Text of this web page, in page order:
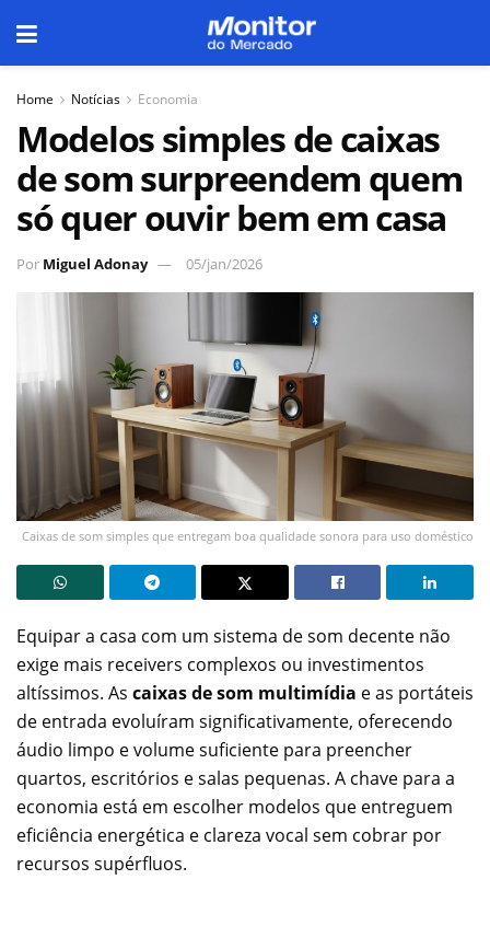
Home Notícias Economia
Modelos simples de caixas
de som surpreendem quem
só quer ouvir bem em casa
Por Miguel Adonay 05/jan/2026
Caixas de som simples que entregam boa qualidade sonora para uso doméstico
Equipar a casa com um sistema de som decente não
exige mais receivers complexos ou investimentos
altíssimos. As caixas de som multimídia e as portáteis
de entrada evoluíram significativamente, oferecendo
áudio limpo e volume suficiente para preencher
quartos, escritórios e salas pequenas. A chave para a
economia está em escolher modelos que entreguem
eficiência energética e clareza vocal sem cobrar por
recursos supérfluos.